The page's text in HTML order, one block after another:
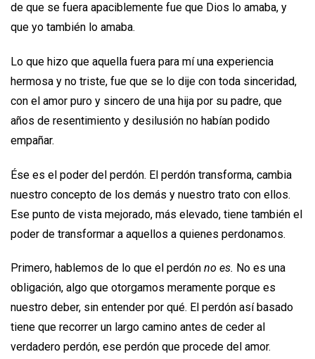
de que se fuera apaciblemente fue que Dios lo amaba, y
que yo también lo amaba.
Lo que hizo que aquella fuera para mí una experiencia
hermosa y no triste, fue que se lo dije con toda sinceridad,
con el amor puro y sincero de una hija por su padre, que
años de resentimiento y desilusión no habían podido
empañar.
Ése es el poder del perdón. El perdón transforma, cambia
nuestro concepto de los demás y nuestro trato con ellos.
Ese punto de vista mejorado, más elevado, tiene también el
poder de transformar a aquellos a quienes perdonamos.
Primero, hablemos de lo que el perdón no es. No es una
obligación, algo que otorgamos meramente porque es
nuestro deber, sin entender por qué. El perdón así basado
tiene que recorrer un largo camino antes de ceder al
verdadero perdón, ese perdón que procede del amor.